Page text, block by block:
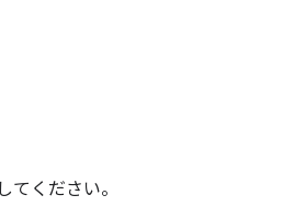
てください。